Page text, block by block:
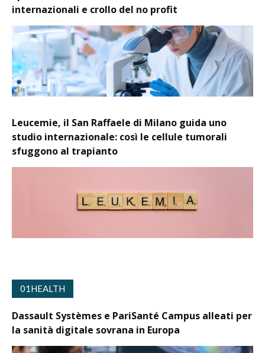
internazionali e crollo del no profit
Leucemie, il San Raffaele di Milano guida uno
studio internazionale: così le cellule tumorali
sfuggono al trapianto
01HEALTH
Dassault Systèmes e PariSanté Campus alleati per
la sanità digitale sovrana in Europa